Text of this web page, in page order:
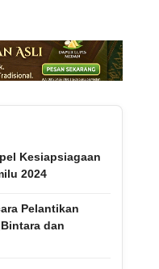
Kesiapsiagaan
2024
Pelantikan
dan